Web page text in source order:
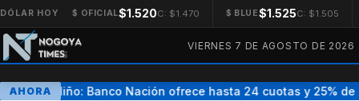
DÓLAR HOY $ OFICIAL$1.520C: $1.470 $ BLUE$1.525C: $1.505
VIERNES 7 DE AGOSTO DE 2026
AHORA
Día del Niño: Banco Nación ofrece hasta 24 cuotas y 25% de